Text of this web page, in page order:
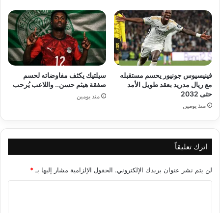
فينيسيوس جونيور يحسم مستقبله
مع ريال مدريد بعقد طويل الأمد
حتى 2032
منذ يومين
سيلتيك يكثف مفاوضاته لحسم
صفقة هيثم حسن.. واللاعب يُرحب
منذ يومين
اترك تعليقاً
لن يتم نشر عنوان بريدك الإلكتروني. الحقول الإلزامية مشار إليها بـ *